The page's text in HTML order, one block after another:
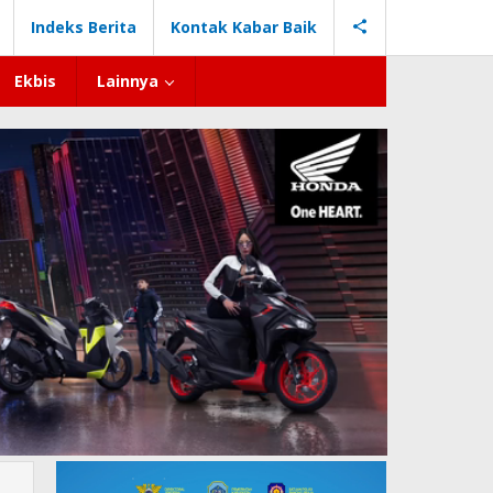
Indeks Berita Kontak Kabar Baik
Ekbis Lainnya